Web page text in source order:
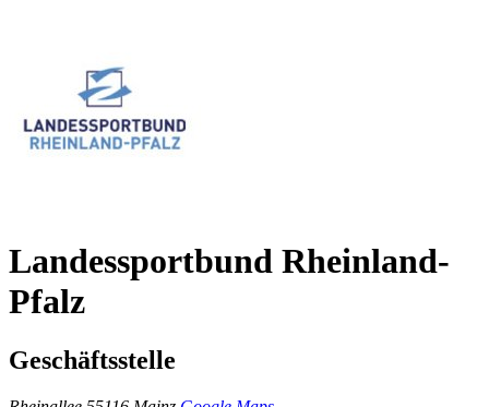
Landessportbund Rheinland-
Pfalz
Geschäftsstelle